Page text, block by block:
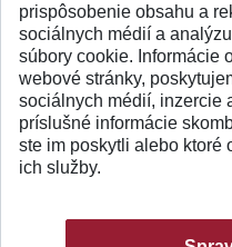
prispôsobenie obsahu a
sociálnych médií a
súbory cookie. Informácie
webové stránky,
sociálnych médií, inzercie
príslušné informácie
ste im poskytli alebo ktoré
ich služby.